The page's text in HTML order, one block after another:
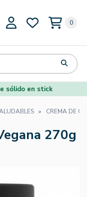
0
sólido en stick
CREMA DE
270g